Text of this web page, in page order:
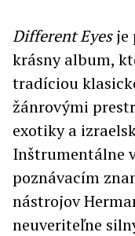
Different Eyesje
krásny album,
tradíciou
žánrovými
exotiky a
Inštrumentálne
poznávacím
nástrojov
neuveriteľne